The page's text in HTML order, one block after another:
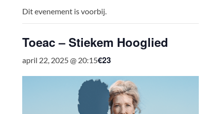
Dit evenement is voorbij.
Toeac – Stiekem Hooglied
april 22, 2025 @ 20:15€23